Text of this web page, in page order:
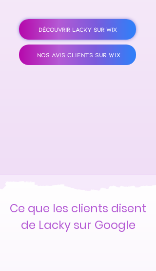
DÉCOUVRIR LACKY SUR WIX
NOS AVIS CLIENTS SUR WIX
Ce que les clients disent
de Lacky sur Google